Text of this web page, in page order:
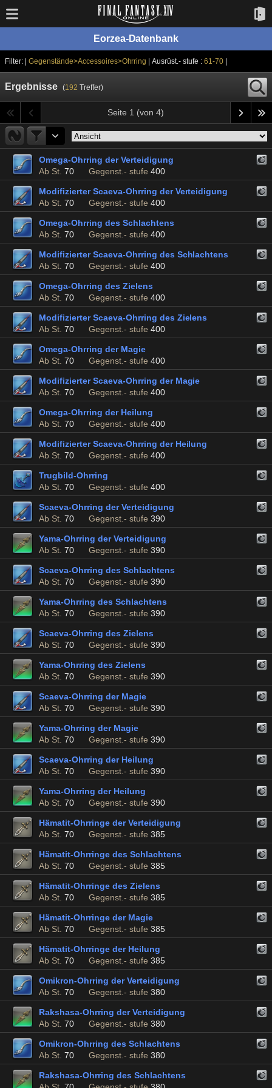
Eorzea-Datenbank
Filter: | Gegenstände>Accessoires>Ohrring | Ausrüst.- stufe :61-70
Ergebnisse (192 Treffer)
Seite 1 (von 4)
Omega-Ohrring der Verteidigung
Ab St. 70 Gegenst.- stufe 400
Modifizierter Scaeva-Ohrring der Verteidigung
Ab St. 70 Gegenst.- stufe 400
Omega-Ohrring des Schlachtens
Ab St. 70 Gegenst.- stufe 400
Modifizierter Scaeva-Ohrring des Schlachtens
Ab St. 70 Gegenst.- stufe 400
Omega-Ohrring des Zielens
Ab St. 70 Gegenst.- stufe 400
Modifizierter Scaeva-Ohrring des Zielens
Ab St. 70 Gegenst.- stufe 400
Omega-Ohrring der Magie
Ab St. 70 Gegenst.- stufe 400
Modifizierter Scaeva-Ohrring der Magie
Ab St. 70 Gegenst.- stufe 400
Omega-Ohrring der Heilung
Ab St. 70 Gegenst.- stufe 400
Modifizierter Scaeva-Ohrring der Heilung
Ab St. 70 Gegenst.- stufe 400
Trugbild-Ohrring
Ab St. 70 Gegenst.- stufe 400
Scaeva-Ohrring der Verteidigung
Ab St. 70 Gegenst.- stufe 390
Yama-Ohrring der Verteidigung
Ab St. 70 Gegenst.- stufe 390
Scaeva-Ohrring des Schlachtens
Ab St. 70 Gegenst.- stufe 390
Yama-Ohrring des Schlachtens
Ab St. 70 Gegenst.- stufe 390
Scaeva-Ohrring des Zielens
Ab St. 70 Gegenst.- stufe 390
Yama-Ohrring des Zielens
Ab St. 70 Gegenst.- stufe 390
Scaeva-Ohrring der Magie
Ab St. 70 Gegenst.- stufe 390
Yama-Ohrring der Magie
Ab St. 70 Gegenst.- stufe 390
Scaeva-Ohrring der Heilung
Ab St. 70 Gegenst.- stufe 390
Yama-Ohrring der Heilung
Ab St. 70 Gegenst.- stufe 390
Hämatit-Ohrringe der Verteidigung
Ab St. 70 Gegenst.- stufe 385
Hämatit-Ohrringe des Schlachtens
Ab St. 70 Gegenst.- stufe 385
Hämatit-Ohrringe des Zielens
Ab St. 70 Gegenst.- stufe 385
Hämatit-Ohrringe der Magie
Ab St. 70 Gegenst.- stufe 385
Hämatit-Ohrringe der Heilung
Ab St. 70 Gegenst.- stufe 385
Omikron-Ohrring der Verteidigung
Ab St. 70 Gegenst.- stufe 380
Rakshasa-Ohrring der Verteidigung
Ab St. 70 Gegenst.- stufe 380
Omikron-Ohrring des Schlachtens
Ab St. 70 Gegenst.- stufe 380
Rakshasa-Ohrring des Schlachtens